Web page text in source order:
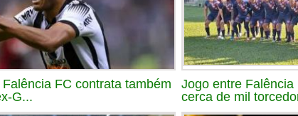
FC contrata também
G...
Jogo entre
cerca de mil